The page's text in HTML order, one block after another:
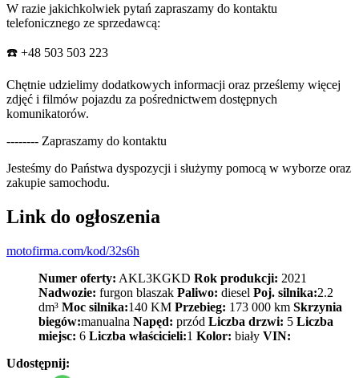
W razie jakichkolwiek pytań zapraszamy do kontaktu
telefonicznego ze sprzedawcą:
☎️ +48 503 503 223
Chętnie udzielimy dodatkowych informacji oraz prześlemy więcej
zdjęć i filmów pojazdu za pośrednictwem dostępnych
komunikatorów.
-------- Zapraszamy do kontaktu
Jesteśmy do Państwa dyspozycji i służymy pomocą w wyborze oraz
zakupie samochodu.
Link do ogłoszenia
motofirma.com/kod/32s6h
Numer oferty: AKL3KGKD Rok produkcji: 2021
Nadwozie: furgon blaszak Paliwo: diesel Poj. silnika:2.2
dm³ Moc silnika:140 KM Przebieg: 173 000 km Skrzynia
biegów:manualna Napęd: przód Liczba drzwi: 5 Liczba
miejsc: 6 Liczba właścicieli:1 Kolor: biały VIN:
Udostępnij: